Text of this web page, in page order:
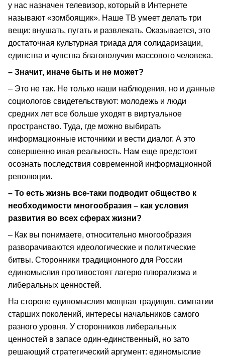
у нас назначен телевизор, который в Интернете
называют «зомбоящик». Наше ТВ умеет делать три
вещи: внушать, пугать и развлекать. Оказывается, это
достаточная культурная триада для солидаризации,
единства и чувства благополучия массового человека.
– Значит, иначе быть и не может?
– Это не так. Не только наши наблюдения, но и данные
социологов свидетельствуют: молодежь и люди
средних лет все больше уходят в виртуальное
пространство. Туда, где можно выбирать
информационные источники и вести диалог. А это
совершенно иная реальность. Нам еще предстоит
осознать последствия современной информационной
революции.
– То есть жизнь все-таки подводит общество к
необходимости многообразия – как условия
развития во всех сферах жизни?
– Как вы понимаете, относительно многообразия
разворачиваются идеологические и политические
битвы. Сторонники традиционного для России
единомыслия противостоят лагерю плюрализма и
либеральных ценностей.
На стороне единомыслия мощная традиция, симпатии
старших поколений, интересы начальников самого
разного уровня. У сторонников либеральных
ценностей в запасе один-единственный, но зато
решающий стратегический аргумент: единомыслие